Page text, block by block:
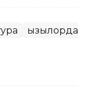
Қызылорда